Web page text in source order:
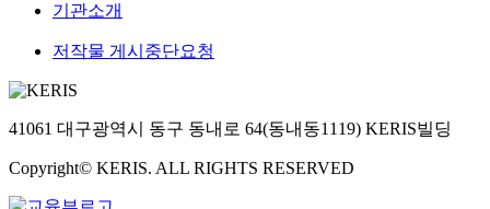
기관소개
저작물 게시중단요청
41061 대구광역시 동구 동내로 64(동내동1119) KERIS빌딩
Copyright© KERIS. ALL RIGHTS RESERVED